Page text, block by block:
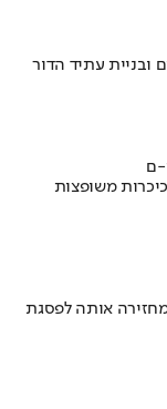
ובניית עתיד הדור
ם
משופצות
אותה לפסגת